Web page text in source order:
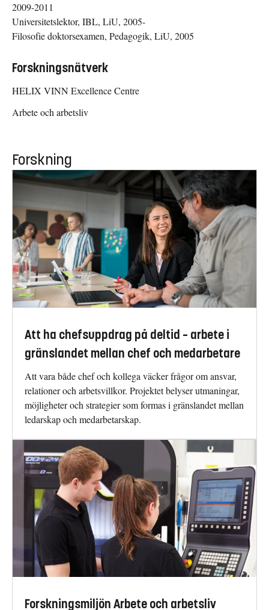
2009-2011
Universitetslektor, IBL, LiU, 2005-
Filosofie doktorsexamen, Pedagogik, LiU, 2005
Forskningsnätverk
HELIX VINN Excellence Centre
Arbete och arbetsliv
Forskning
Att ha chefsuppdrag på deltid – arbete i
gränslandet mellan chef och medarbetare
Att vara både chef och kollega väcker frågor om ansvar,
relationer och arbetsvillkor. Projektet belyser utmaningar,
möjligheter och strategier som formas i gränslandet mellan
ledarskap och medarbetarskap.
Forskningsmiljön Arbete och arbetsliv